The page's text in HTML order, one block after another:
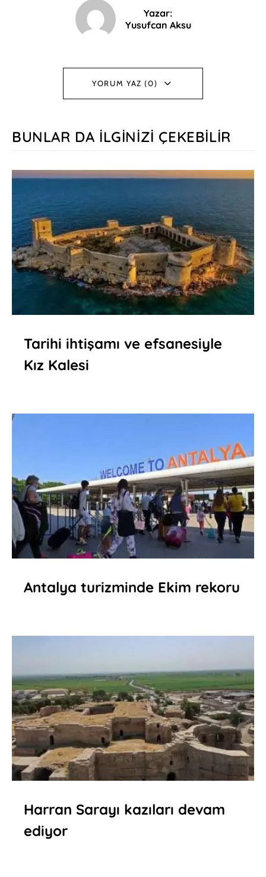
Yazar:
Yusufcan Aksu
YORUM YAZ (0)
BUNLAR DA İLGINIZI ÇEKEBILIR
Tarihi ihtişamı ve efsanesiyle
Kız Kalesi
Antalya turizminde Ekim rekoru
Harran Sarayı kazıları devam
ediyor